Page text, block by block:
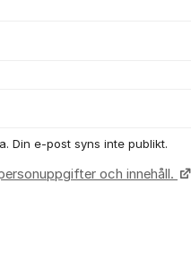
Din e-post syns inte publikt.
och innehåll.